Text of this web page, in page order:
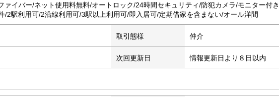
ァイバー/ネット使用料無料/オートロック/24時間セキュリティ/防犯カメラ/モニター付
/2駅利用可/2沿線利用可/3駅以上利用可/即入居可/定期借家を含まない/オール洋間
取引態様 仲介
次回更新日 情報更新日より８日以内